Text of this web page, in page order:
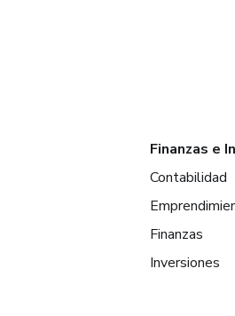
Finanzas e
Contabilidad
Finanzas
Inversiones